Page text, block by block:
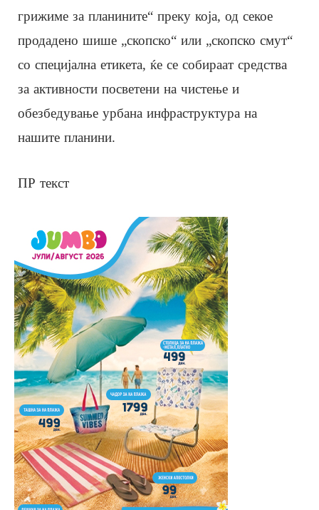
грижиме за планините“ преку која, од секое
продадено шише „скопско“ или „скопско смут“
со специјална етикета, ќе се собираат средства
за активности посветени на чистење и
обезбедување урбана инфраструктура на
нашите планини.
ПР текст